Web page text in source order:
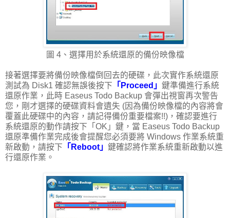
圖 4、選擇用於系統還原的備份映像檔
接著選擇要將備份映像檔倒回去的硬碟，此次實作系統還原
測試為 Disk1 確認無誤後按下 「Proceed」 鍵準備進行系統
還原作業，此時 Easeus Todo Backup 會彈出視窗再次警告
您，剛才選擇的硬碟資料會遺失 (因為備份映像檔的內容將會
覆蓋此硬碟中的內容，請記得備份重要檔案!!)，確認要進行
系統還原的動作請按下「OK」鍵，當 Easeus Todo Backup
還原準備作業完成後會提醒您必須要將 Windows 作業系統重
新啟動，請按下 「Reboot」 鍵確認將作業系統重新啟動以進
行還原作業。